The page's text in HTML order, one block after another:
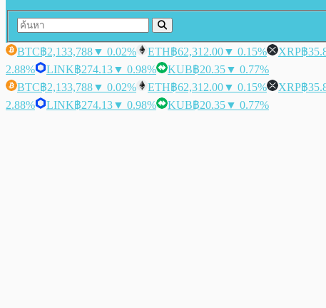
BTC฿2,133,788▼ 0.02% ETH฿62,312.00▼ 0.15% XRP฿
2.88%
LINK฿274.13▼ 0.98% KUB฿20.35▼ 0.77%
BTC฿2,133,788▼ 0.02% ETH฿62,312.00▼ 0.15% XRP฿
2.88%
LINK฿274.13▼ 0.98% KUB฿20.35▼ 0.77%